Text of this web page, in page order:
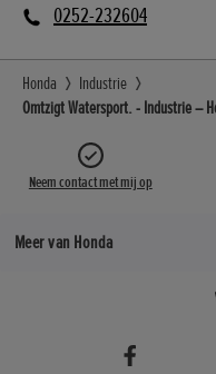
0252-232604
Honda
Industrie
Omtzigt Watersport. - Industrie –
Neem contact met mij op
Meer van Honda